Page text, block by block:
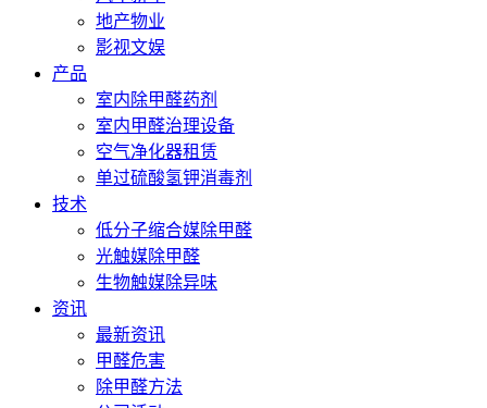
地产物业
影视文娱
产品
室内除甲醛药剂
室内甲醛治理设备
空气净化器租赁
单过硫酸氢钾消毒剂
技术
低分子缩合媒除甲醛
光触媒除甲醛
生物触媒除异味
资讯
最新资讯
甲醛危害
除甲醛方法